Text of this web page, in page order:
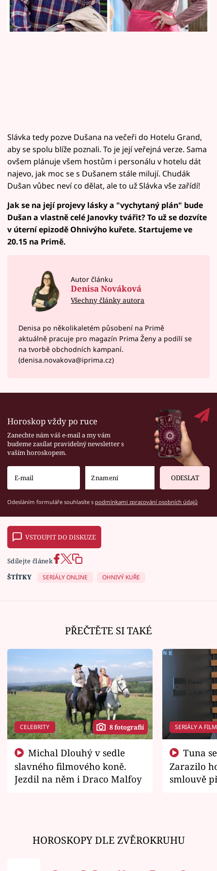
Sledujte prima+
Sledujte nás
Slávka tedy pozve Dušana na večeři do Hotelu Grand,
aby se spolu blíže poznali. To je její veřejná verze. Sama
ovšem plánuje všem hostům i personálu v hotelu dát
najevo, jak moc se s Dušanem stále milují. Chudák
Dušan vůbec neví co dělat, ale to už Slávka vše zařídí!
Jak se na její projevy lásky a "vychytaný plán" bude
Dušan a vlastně celé Janovky tvářit? To už se dozvíte
v úterní epizodě Ohnivýho kuřete. Startujeme ve
20.15 na Primě.
Autor článku
Denisa Nováková
Všechny články autora
Denisa po několikaletém působení na Primě
aktuálně pracuje pro magazín Prima Ženy a podílí se
na tvorbě obchodních kampaní.
(denisa.novakova@iprima.cz)
Horoskop vždy po ruce
Zanechte nám váš e-mail a my vám
budeme zasílat pravidelný newsletter s
vaším horoskopem.
ODESLAT
Odesláním formuláře souhlasíte s podmínkami zpracování osobních údajů
VSTOUPIT DO DISKUZE
Sdílejte článek
ŠTÍTKY
SERIÁLY ONLINE OHNIVÝ KUŘE
PŘEČTĚTE SI TAKÉ
CELEBRITY 8 fotografií
slavného filmového koně.
Jezdil na něm i Draco Malfoy
SERIÁLY A
Zarazilo
smlouvě
HOROSKOPY DLE ZVĚROKRUHU